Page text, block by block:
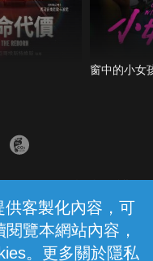
客製化內容，可
覽本網站內容，
。更多關於隱私
窗中的小女
人家庭分公司
© 2026